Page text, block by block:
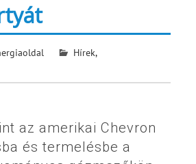
Hírek,
az amerikai Chevron
és termelésbe a